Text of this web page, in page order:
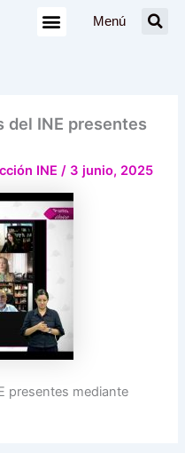
Menú
del INE presentes
INE/ 3 junio, 2025
presentes mediante